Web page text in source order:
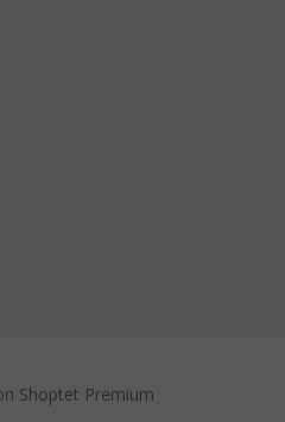
Shoptet Premium